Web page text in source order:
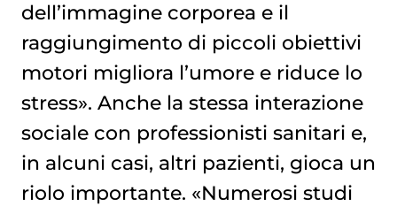
dell’immagine corporea e il
raggiungimento di piccoli obiettivi
motori migliora l’umore e riduce lo
stress». Anche la stessa interazione
sociale con professionisti sanitari e,
in alcuni casi, altri pazienti, gioca un
riolo importante. «Numerosi studi